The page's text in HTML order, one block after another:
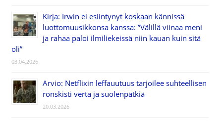
Kirja: Irwin ei esiintynyt koskaan kännissä
luottomuusikkonsa kanssa: ”Välillä viinaa meni
ja rahaa paloi ilmiliekeissä niin kauan kuin sitä
oli”
03.04.2026
Arvio: Netflixin leffauutuus tarjoilee suhteellisen
ronskisti verta ja suolenpätkiä
20.03.2026